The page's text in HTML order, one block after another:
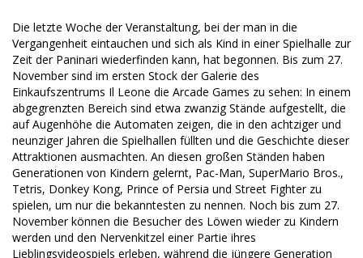
Die letzte Woche der Veranstaltung, bei der man in die
Vergangenheit eintauchen und sich als Kind in einer Spielhalle zur
Zeit der Paninari wiederfinden kann, hat begonnen. Bis zum 27.
November sind im ersten Stock der Galerie des
Einkaufszentrums Il Leone die Arcade Games zu sehen: In einem
abgegrenzten Bereich sind etwa zwanzig Stände aufgestellt, die
auf Augenhöhe die Automaten zeigen, die in den achtziger und
neunziger Jahren die Spielhallen füllten und die Geschichte dieser
Attraktionen ausmachten. An diesen großen Ständen haben
Generationen von Kindern gelernt, Pac-Man, SuperMario Bros.,
Tetris, Donkey Kong, Prince of Persia und Street Fighter zu
spielen, um nur die bekanntesten zu nennen. Noch bis zum 27.
November können die Besucher des Löwen wieder zu Kindern
werden und den Nervenkitzel einer Partie ihres
Lieblingsvideospiels erleben, während die jüngere Generation